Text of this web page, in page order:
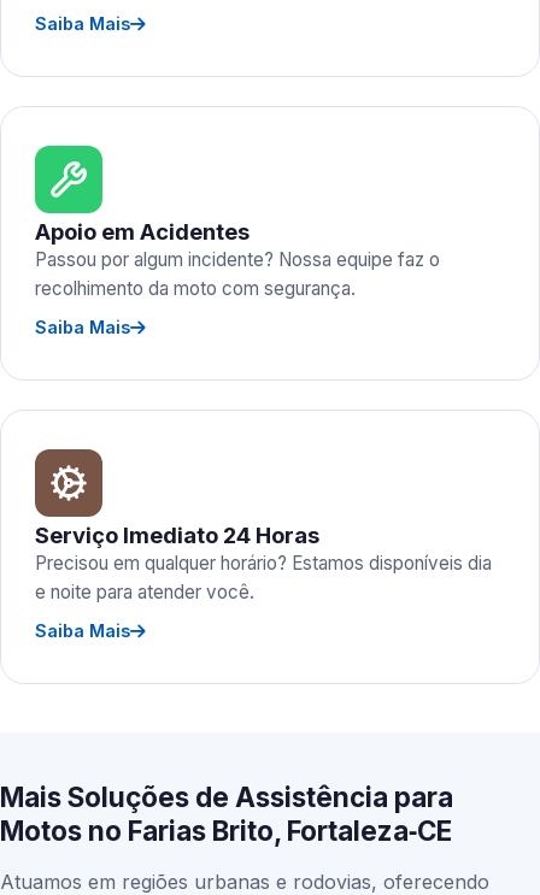
Saiba Mais
Apoio em Acidentes
Passou por algum incidente? Nossa equipe faz o
recolhimento da moto com segurança.
Saiba Mais
Serviço Imediato 24 Horas
Precisou em qualquer horário? Estamos disponíveis dia
e noite para atender você.
Saiba Mais
Mais Soluções de Assistência para
Motos no Farias Brito, Fortaleza‑CE
Atuamos em regiões urbanas e rodovias, oferecendo